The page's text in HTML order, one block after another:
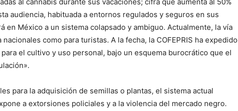
audiencia, habituada a entornos regulados y seguros en sus
en México a un sistema colapsado y ambiguo. Actualmente, la vía
como para turistas. A la fecha, la COFEPRIS ha expedido
el cultivo y uso personal, bajo un esquema burocrático que el
para la adquisición de semillas o plantas, el sistema actual
a extorsiones policiales y a la violencia del mercado negro.